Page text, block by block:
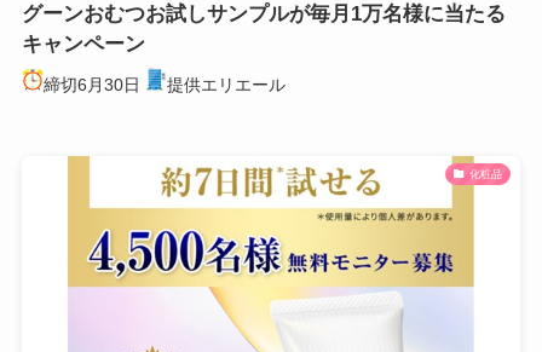
グーンおむつお試しサンプルが毎月1万名様に当たる
キャンペーン
締切6月30日 提供エリエール
化粧品